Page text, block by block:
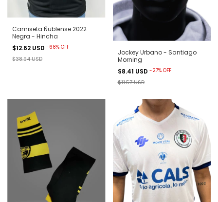
Camiseta Ñublense 2022
Negra - Hincha
$12.62 USD -68% OFF
$38.94 USD
Jockey Urbano - Santiago
Morning
$8.41 USD -27% OFF
$11.57 USD